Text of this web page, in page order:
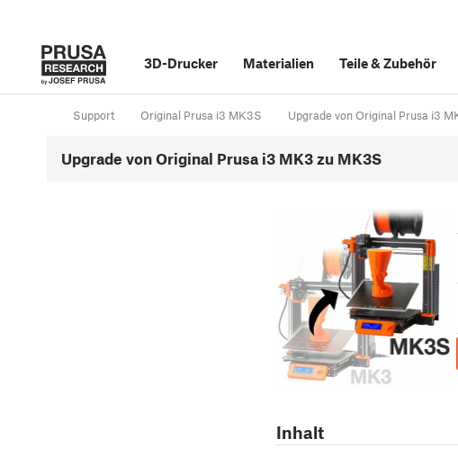
3D-Drucker Materialien Teile&Zubehör
Support Original Prusa i3 MK3S Upgrade von Original Prusa i3
Upgrade von Original Prusa i3 MK3 zu MK3S
Inhalt